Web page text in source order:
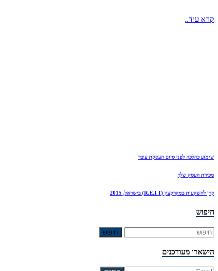
קרא עוד..
שימוע כהלכה לפני סיום העסקת עובד
מכירת העסק שלך
קרן להשקעות במקרקעין (R.E.I.T) בישראל, 2015
חיפוש
חיפוש
הישארו מעודכנים